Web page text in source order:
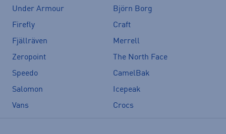
Under Armour
Björn Borg
Firefly
Craft
Fjällräven
Merrell
Zeropoint
The North Face
Speedo
CamelBak
Salomon
Icepeak
Vans
Crocs